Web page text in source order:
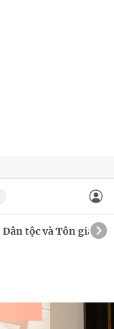
Dân tộc và Tôn giáo